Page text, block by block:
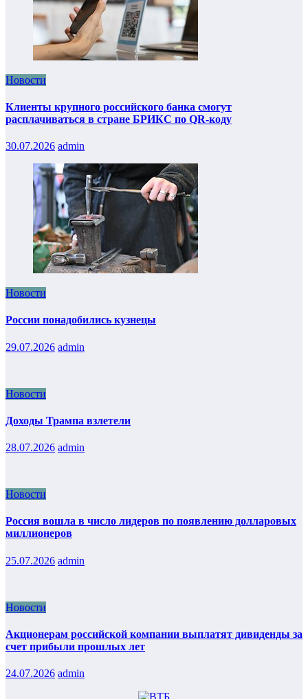
Новости
Клиенты крупного российского банка смогут
расплачиваться в стране БРИКС по QR-коду
30.07.2026 admin
Новости
России понадобились кузнецы
29.07.2026 admin
Новости
Доходы Трампа взлетели
28.07.2026 admin
Новости
Россия вошла в число лидеров по появлению долларовых
миллионеров
25.07.2026 admin
Новости
Акционерам российской компании выплатят дивиденды за
счет прибыли прошлых лет
24.07.2026 admin